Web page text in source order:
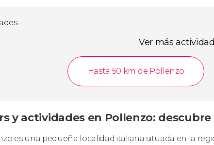
Ver más
Hasta 50 km de Pollenzo
y actividades en Pollenzo:
es una pequeña localidad italiana situada en la